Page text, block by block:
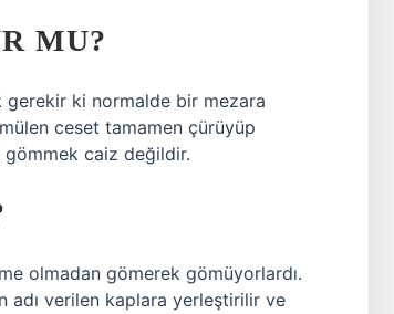
MU?
gerekir ki normalde bir mezara
ceset tamamen çürüyüp
gömmek caiz değildir.
olmadan gömerek gömüyorlardı.
adı verilen kaplara yerleştirilir ve